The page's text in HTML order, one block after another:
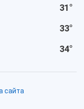
31°
33°
34°
сайта